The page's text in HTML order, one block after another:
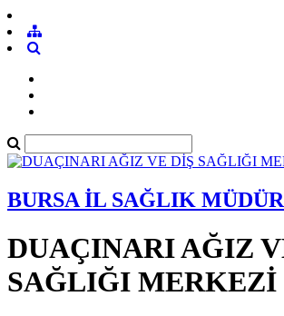
BURSA İL SAĞLIK
DUAÇINARI AĞIZ
SAĞLIĞI MERKEZİ